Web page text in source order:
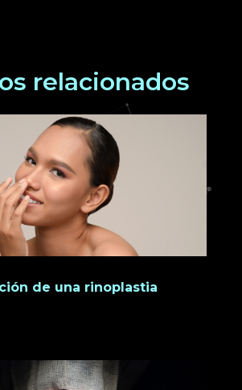
relacionados
de una rinoplastia